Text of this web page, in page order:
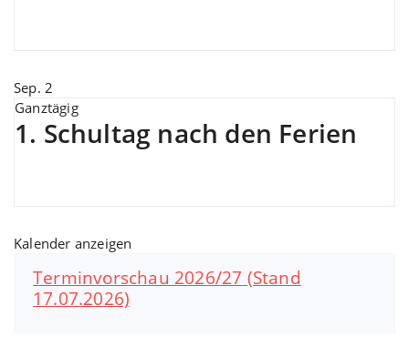
Sep. 2
Ganztägig
1. Schultag nach den Ferien
Kalender anzeigen
Terminvorschau 2026/27 (Stand
17.07.2026)